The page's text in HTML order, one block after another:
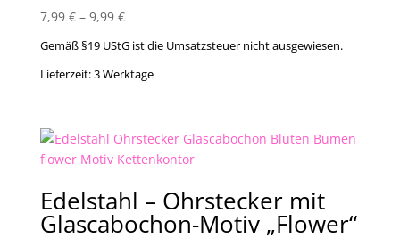
7,99 €– 9,99 €
Gemäß §19 UStG ist die Umsatzsteuer nicht ausgewiesen.
Lieferzeit:3 Werktage
Edelstahl – Ohrstecker mit
Glascabochon-Motiv „Flower“